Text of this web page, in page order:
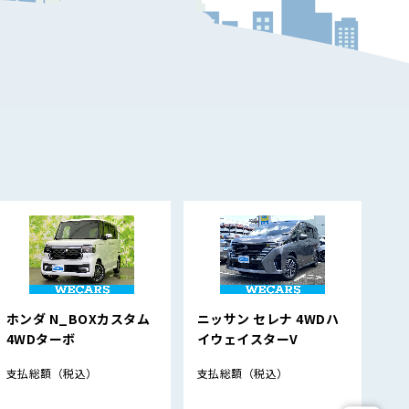
ホンダ N_BOXカスタム
4WDターボ
支払総額 （税込）
ニッサン セレナ 4WDハ
イウェイスターV
支払総額 （税込）